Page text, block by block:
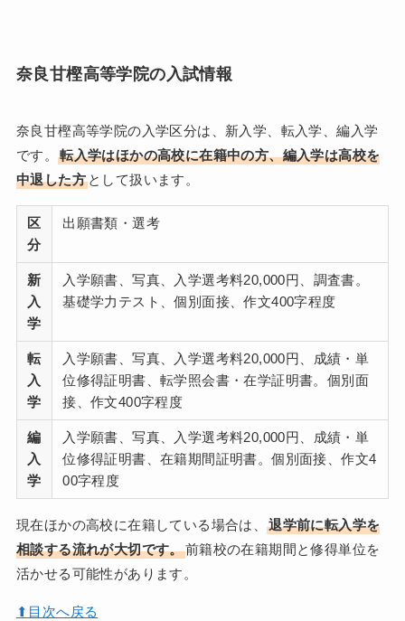
奈良甘樫高等学院の入試情報
奈良甘樫高等学院の入学区分は、新入学、転入学、編入学
です。転入学はほかの高校に在籍中の方、編入学は高校を
中退した方として扱います。
区
分
出願書類・選考
新
入
学
入学願書、写真、入学選考料20,000円、調査書。
基礎学力テスト、個別面接、作文400字程度
転
入
学
入学願書、写真、入学選考料20,000円、成績・単
位修得証明書、転学照会書・在学証明書。個別面
接、作文400字程度
編
入
学
入学願書、写真、入学選考料20,000円、成績・単
位修得証明書、在籍期間証明書。個別面接、作文4
00字程度
現在ほかの高校に在籍している場合は、退学前に転入学を
相談する流れが大切です。前籍校の在籍期間と修得単位を
活かせる可能性があります。
⬆︎目次へ戻る